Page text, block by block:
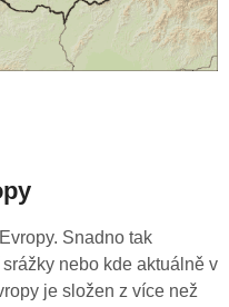
Snadno tak
nebo kde aktuálně v
je složen z více než